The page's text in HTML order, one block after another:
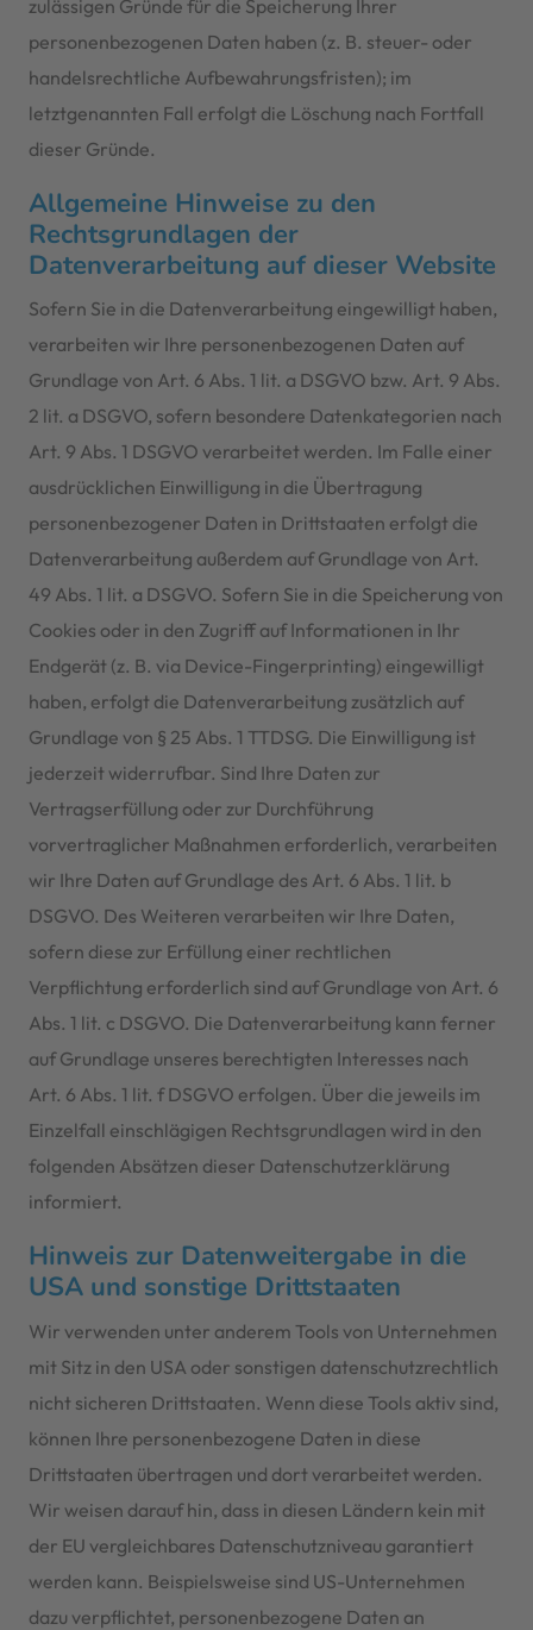
zulässigen Gründe für die Speicherung Ihrer
personenbezogenen Daten haben (z. B. steuer- oder
handelsrechtliche Aufbewahrungsfristen); im
letztgenannten Fall erfolgt die Löschung nach Fortfall
dieser Gründe.
Allgemeine Hinweise zu den
Rechtsgrundlagen der
Datenverarbeitung auf dieser Website
Sofern Sie in die Datenverarbeitung eingewilligt haben,
verarbeiten wir Ihre personenbezogenen Daten auf
Grundlage von Art. 6 Abs. 1 lit. a DSGVO bzw. Art. 9 Abs.
2 lit. a DSGVO, sofern besondere Datenkategorien nach
Art. 9 Abs. 1 DSGVO verarbeitet werden. Im Falle einer
ausdrücklichen Einwilligung in die Übertragung
personenbezogener Daten in Drittstaaten erfolgt die
Datenverarbeitung außerdem auf Grundlage von Art.
49 Abs. 1 lit. a DSGVO. Sofern Sie in die Speicherung von
Cookies oder in den Zugriff auf Informationen in Ihr
Endgerät (z. B. via Device-Fingerprinting) eingewilligt
haben, erfolgt die Datenverarbeitung zusätzlich auf
Grundlage von § 25 Abs. 1 TTDSG. Die Einwilligung ist
jederzeit widerrufbar. Sind Ihre Daten zur
Vertragserfüllung oder zur Durchführung
vorvertraglicher Maßnahmen erforderlich, verarbeiten
wir Ihre Daten auf Grundlage des Art. 6 Abs. 1 lit. b
DSGVO. Des Weiteren verarbeiten wir Ihre Daten,
sofern diese zur Erfüllung einer rechtlichen
Verpflichtung erforderlich sind auf Grundlage von Art. 6
Abs. 1 lit. c DSGVO. Die Datenverarbeitung kann ferner
auf Grundlage unseres berechtigten Interesses nach
Art. 6 Abs. 1 lit. f DSGVO erfolgen. Über die jeweils im
Einzelfall einschlägigen Rechtsgrundlagen wird in den
folgenden Absätzen dieser Datenschutzerklärung
informiert.
Hinweis zur Datenweitergabe in die
USA und sonstige Drittstaaten
Wir verwenden unter anderem Tools von Unternehmen
mit Sitz in den USA oder sonstigen datenschutzrechtlich
nicht sicheren Drittstaaten. Wenn diese Tools aktiv sind,
können Ihre personenbezogene Daten in diese
Drittstaaten übertragen und dort verarbeitet werden.
Wir weisen darauf hin, dass in diesen Ländern kein mit
der EU vergleichbares Datenschutzniveau garantiert
werden kann. Beispielsweise sind US-Unternehmen
dazu verpflichtet, personenbezogene Daten an